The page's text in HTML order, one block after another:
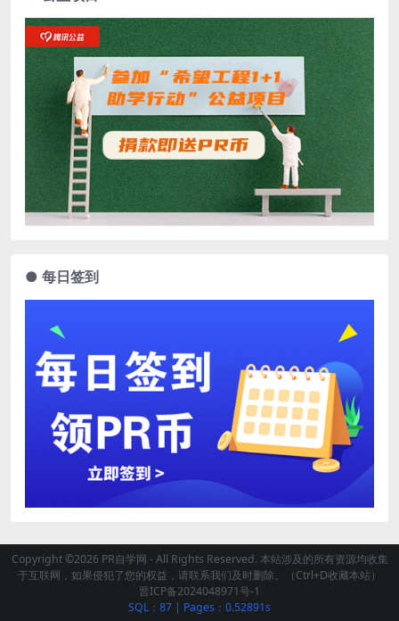
● 每日签到
Copyright ©2026 PR自学网 - All Rights Reserved. 本站涉及的所有资源均收集
于互联网，如果侵犯了您的权益，请联系我们及时删除。（Ctrl+D收藏本站）
晋ICP备2024048971号-1
SQL：87 | Pages：0.52891s